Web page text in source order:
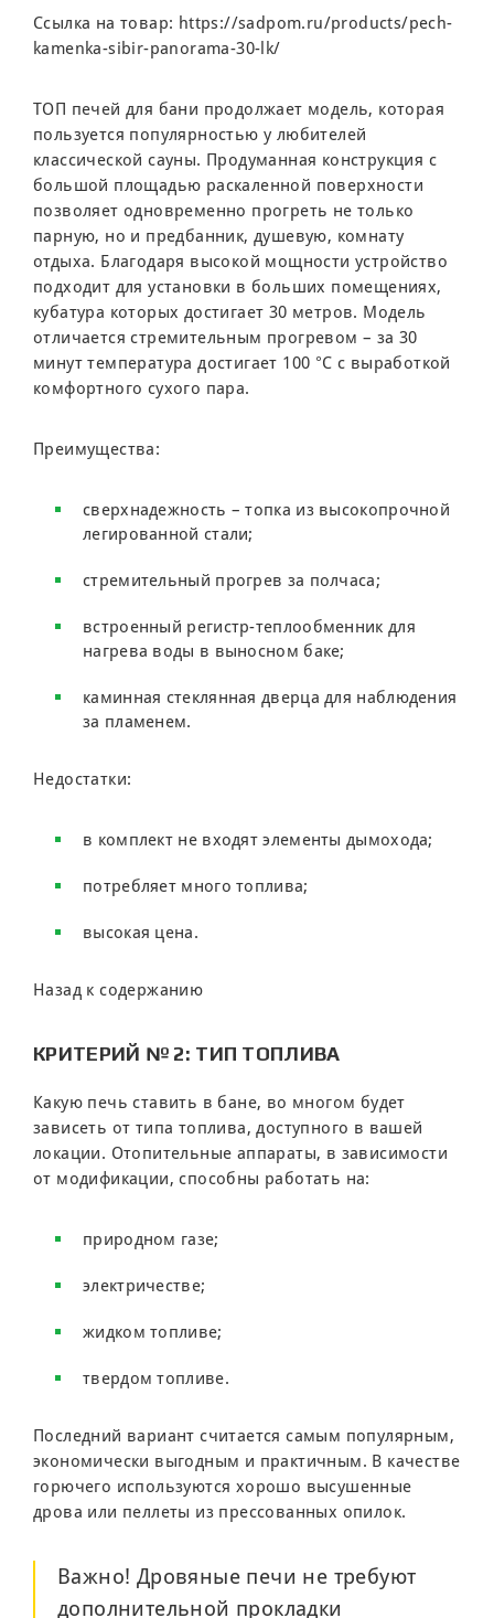
Ссылка на товар: https://sadpom.ru/products/pech-
kamenka-sibir-panorama-30-lk/
ТОП печей для бани продолжает модель, которая
пользуется популярностью у любителей
классической сауны. Продуманная конструкция с
большой площадью раскаленной поверхности
позволяет одновременно прогреть не только
парную, но и предбанник, душевую, комнату
отдыха. Благодаря высокой мощности устройство
подходит для установки в больших помещениях,
кубатура которых достигает 30 метров. Модель
отличается стремительным прогревом – за 30
минут температура достигает 100 °C с выработкой
комфортного сухого пара.
Преимущества:
сверхнадежность – топка из высокопрочной
легированной стали;
стремительный прогрев за полчаса;
встроенный регистр-теплообменник для
нагрева воды в выносном баке;
каминная стеклянная дверца для наблюдения
за пламенем.
Недостатки:
в комплект не входят элементы дымохода;
потребляет много топлива;
высокая цена.
Назад к содержанию
КРИТЕРИЙ № 2: ТИП ТОПЛИВА
Какую печь ставить в бане, во многом будет
зависеть от типа топлива, доступного в вашей
локации. Отопительные аппараты, в зависимости
от модификации, способны работать на:
природном газе;
электричестве;
жидком топливе;
твердом топливе.
Последний вариант считается самым популярным,
экономически выгодным и практичным. В качестве
горючего используются хорошо высушенные
дрова или пеллеты из прессованных опилок.
Важно! Дровяные печи не требуют
дополнительной прокладки